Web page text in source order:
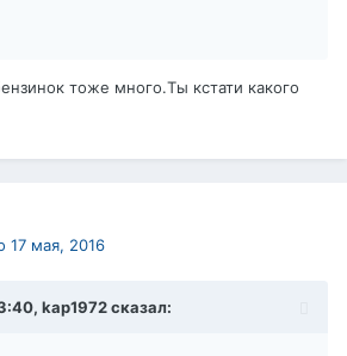
тоже много.Ты кстати какого
17 мая, 2016
kap1972 сказал: